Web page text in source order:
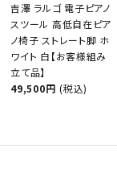
吉澤 ラルゴ 電子ピアノ
スツール 高低自在ピア
ノ椅子 ストレート脚 ホ
ワイト 白【お客様組み
立て品】
49,500円 (税込)